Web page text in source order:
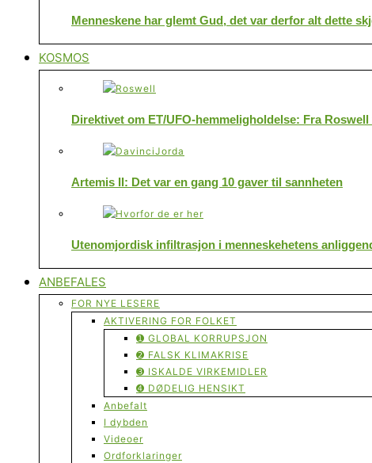
Menneskene har glemt Gud, det var derfor alt dette
KOSMOS
Direktivet om ET/UFO-hemmeligholdelse: Fra
Artemis II: Det var en gang 10 gaver til sannheten
Utenomjordisk infiltrasjon i menneskehetens
ANBEFALES
FOR NYE LESERE
AKTIVERING FOR FOLKET
➊ GLOBAL KORRUPSJON
➋ FALSK KLIMAKRISE
➌ ISKALDE VIRKEMIDLER
➍ DØDELIG HENSIKT
Anbefalt
I dybden
Videoer
Ordforklaringer